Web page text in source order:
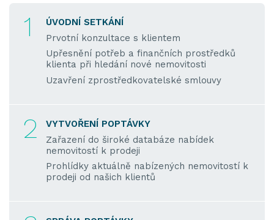
1
ÚVODNÍ SETKÁNÍ
Prvotní konzultace s klientem
Upřesnění potřeb a finančních prostředků
klienta při hledání nové nemovitosti
Uzavření zprostředkovatelské smlouvy
2
VYTVOŘENÍ POPTÁVKY
Zařazení do široké databáze nabídek
nemovitostí k prodeji
Prohlídky aktuálně nabízených nemovitostí k
prodeji od našich klientů